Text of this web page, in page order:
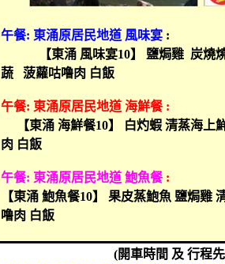
午餐: 東涌原居民地道 風味宴 :
【東涌 風味宴10】 鹽焗雞 炭燒
蔬
菠蘿咕噜肉 白飯
午餐: 東涌原居民地道 海鮮餐:
【東涌 海鮮餐10】 白灼蝦 清蒸海上
肉 白飯
午餐: 東涌原居民地道 鮑魚餐:
【東涌 鮑魚餐10】 果皮蒸鮑魚 鹽焗雞
噜肉 白飯
(開車時間 及 行程